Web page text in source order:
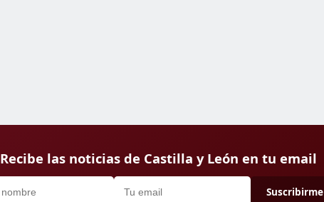
Recibe las noticias de Castilla y León en tu email
Suscribirme